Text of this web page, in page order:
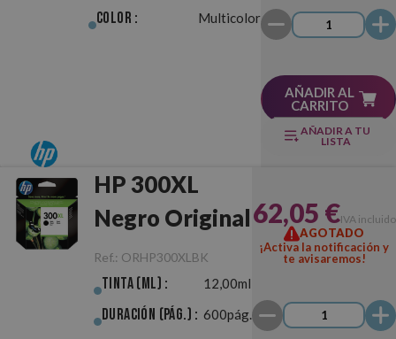
Original
Color : Multicolor
AÑADIR AL
CARRITO
AÑADIR A TU
LISTA
HP 300XL
Negro Original
Ref.: ORHP300XLBK
Tinta (ml) : 12,00ml
Duración (pág.) : 600pág.
62,05 €IVA incluido
AGOTADO
¡Activa la notificación y
te avisaremos!